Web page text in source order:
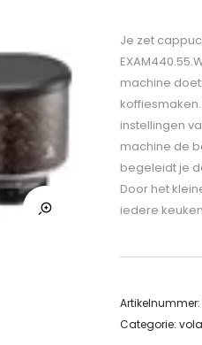
Je zet
machine
instellingen
machine de
begeleidt je
Door het
iedere
Artikelnummer:
Categorie: